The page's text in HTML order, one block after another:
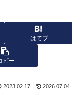
はてブ
ピー
2023.02.17 2026.07.04